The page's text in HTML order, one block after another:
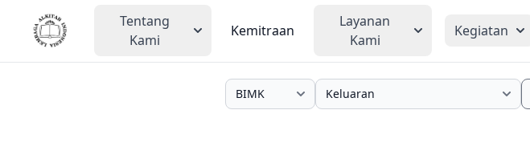
Tentang
Kami
Kemitraan
Layanan
Kami
Kegiatan